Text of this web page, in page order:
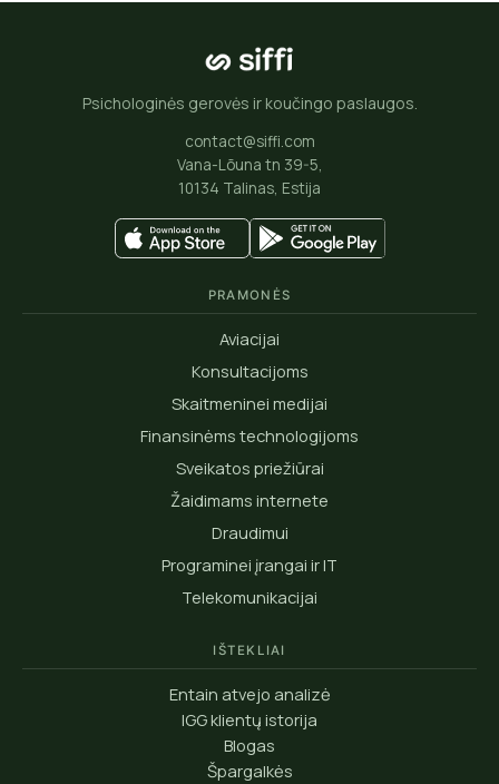
Psichologinės gerovės ir koučingo paslaugos.
contact@siffi.com
Vana-Lõuna tn 39-5,
10134 Talinas, Estija
PRAMONĖS
Aviacijai
Konsultacijoms
Skaitmeninei medijai
Finansinėms technologijoms
Sveikatos priežiūrai
Žaidimams internete
Draudimui
Programinei įrangai ir IT
Telekomunikacijai
IŠTEKLIAI
Entain atvejo analizė
IGG klientų istorija
Blogas
Špargalkės